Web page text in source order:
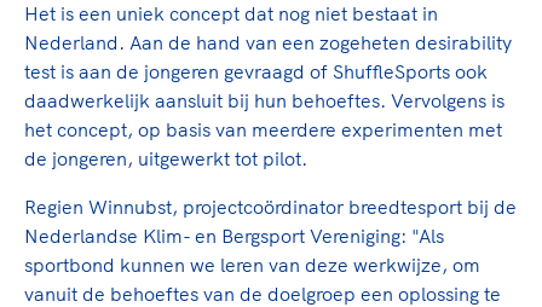
Het is een uniek concept dat nog niet bestaat in
Nederland. Aan de hand van een zogeheten desirability
test is aan de jongeren gevraagd of ShuffleSports ook
daadwerkelijk aansluit bij hun behoeftes. Vervolgens is
het concept, op basis van meerdere experimenten met
de jongeren, uitgewerkt tot pilot.
Regien Winnubst, projectcoördinator breedtesport bij de
Nederlandse Klim- en Bergsport Vereniging: "Als
sportbond kunnen we leren van deze werkwijze, om
vanuit de behoeftes van de doelgroep een oplossing te